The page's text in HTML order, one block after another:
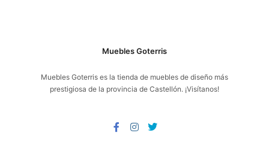
Muebles Goterris
Muebles Goterris es la tienda de muebles de diseño más
prestigiosa de la provincia de Castellón. ¡Visítanos!